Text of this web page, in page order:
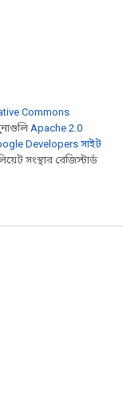
Commons
Apache 2.0
Developers সাইট
সংস্থার রেজিস্টার্ড